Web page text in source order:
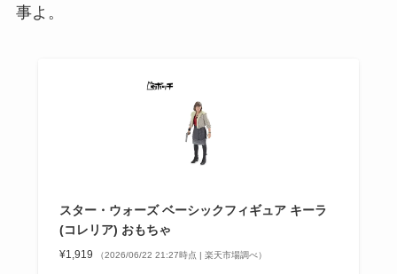
事よ。
スター・ウォーズ ベーシックフィギュア キーラ
(コレリア) おもちゃ
¥1,919 （2026/06/22 21:27時点 | 楽天市場調べ）